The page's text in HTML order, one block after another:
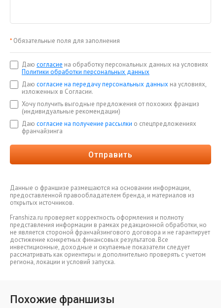
* Обязательные поля для заполнения
Даю согласие на обработку персональных данных на условиях
Политики обработки персональных данных
Даю согласие на передачу персональных данных на условиях,
изложенных в Согласии.
Хочу получить выгодные предложения от похожих франшиз
(индивидуальные рекомендации)
Даю согласие на получение рассылки о спецпредложениях
франчайзинга
Отправить
Данные о франшизе размещаются на основании информации,
предоставленной правообладателем бренда, и материалов из
открытых источников.
Franshiza.ru проверяет корректность оформления и полноту
представления информации в рамках редакционной обработки, но
не является стороной франчайзингового договора и не гарантирует
достижение конкретных финансовых результатов. Все
инвестиционные, доходные и окупаемые показатели следует
рассматривать как ориентиры и дополнительно проверять с учетом
региона, локации и условий запуска.
Похожие франшизы